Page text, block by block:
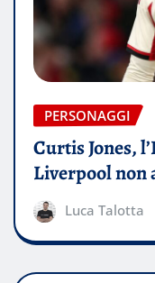
PERSONAGGI
Curtis Jones,
Liverpool non
Luca Talotta